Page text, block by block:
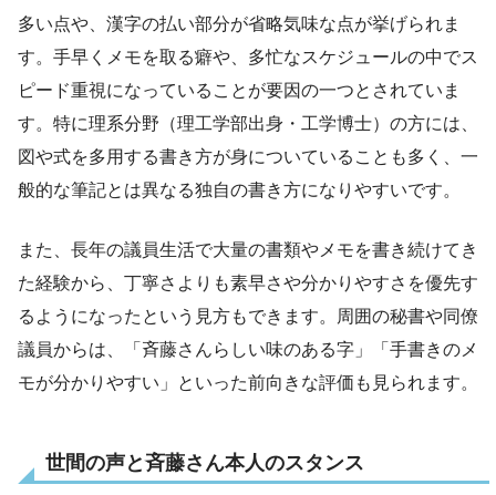
多い点や、漢字の払い部分が省略気味な点が挙げられま
す。手早くメモを取る癖や、多忙なスケジュールの中でス
ピード重視になっていることが要因の一つとされていま
す。特に理系分野（理工学部出身・工学博士）の方には、
図や式を多用する書き方が身についていることも多く、一
般的な筆記とは異なる独自の書き方になりやすいです。
また、長年の議員生活で大量の書類やメモを書き続けてき
た経験から、丁寧さよりも素早さや分かりやすさを優先す
るようになったという見方もできます。周囲の秘書や同僚
議員からは、「斉藤さんらしい味のある字」「手書きのメ
モが分かりやすい」といった前向きな評価も見られます。
世間の声と斉藤さん本人のスタンス